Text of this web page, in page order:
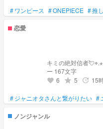
#ワンピース #ONEPIECE #推し
恋愛
キミの絶対信者
ー 167文字
favorite 6 grade 5 update 15
#ジャニオタさんと繋がりたい #
ノンジャンル